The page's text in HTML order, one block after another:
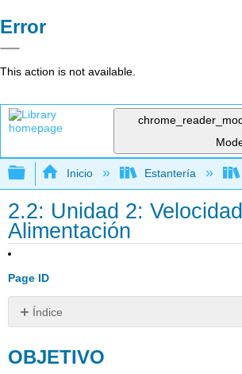
Error
This action is not available.
Expandir/contraer
Inicio Estantería
2.2: Unidad 2:
Alimentación
Page ID
Índice
Velocidad,
OBJETIVO